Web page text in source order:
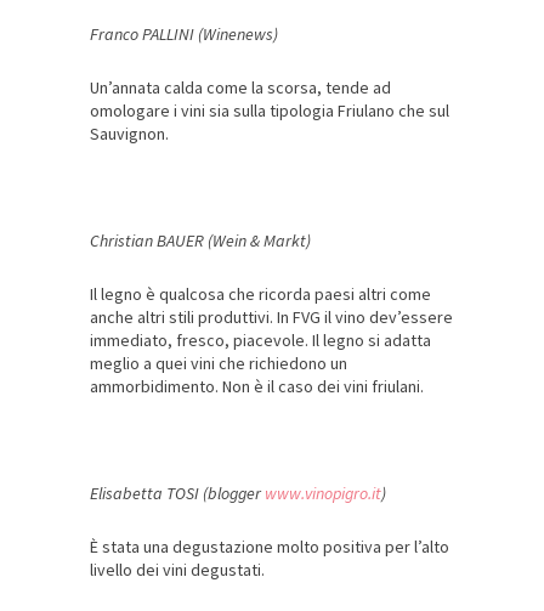
Franco PALLINI (Winenews)
Un’annata calda come la scorsa, tende ad
omologare i vini sia sulla tipologia Friulano che sul
Sauvignon.
Christian BAUER (Wein & Markt)
Il legno è qualcosa che ricorda paesi altri come
anche altri stili produttivi. In FVG il vino dev’essere
immediato, fresco, piacevole. Il legno si adatta
meglio a quei vini che richiedono un
ammorbidimento. Non è il caso dei vini friulani.
Elisabetta TOSI (bloggerwww.vinopigro.it)
È stata una degustazione molto positiva per l’alto
livello dei vini degustati.